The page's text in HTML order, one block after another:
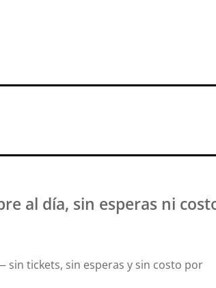
al día, sin esperas ni
sin tickets, sin esperas y sin costo por